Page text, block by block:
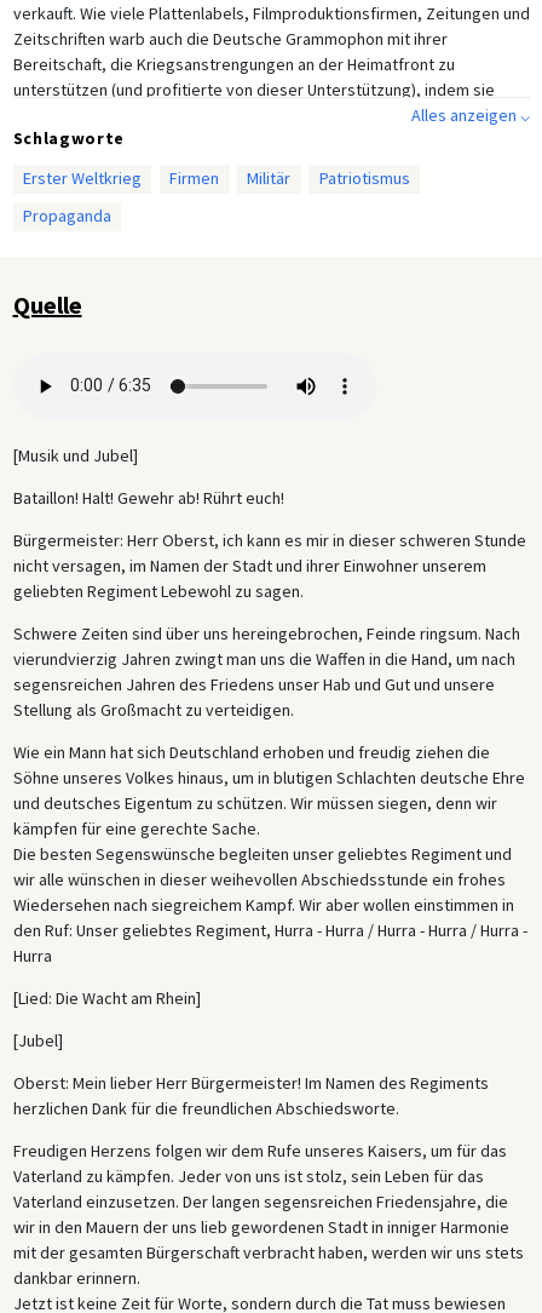
verkauft. Wie viele Plattenlabels, Filmproduktionsfirmen, Zeitungen und
Zeitschriften warb auch die Deutsche Grammophon mit ihrer
Bereitschaft, die Kriegsanstrengungen an der Heimatfront zu
unterstützen (und profitierte von dieser Unterstützung), indem sie
ungenannten deutschen Stadt. Der Bürgermeister der Stadt und der
Oberst des Bataillons halten jeweils eine kurze Rede vor den
Verteidigungskrieg gezwungen worden sei, betont der Oberst die
am Rhein“ zu hören. Die zu diesem Zeitpunkt von vielen Deutschen
wissen möchte, wohin er seine Briefe an einen Frontsoldaten schicken
soll, und dann zuversichtlich beschließt, sie einfach nach Paris zu
sicher bald besetzt haben würden.
Alles anzeigen ⌵
Schlagworte
Erster Weltkrieg
Firmen Militär
Patriotismus
Propaganda
Quelle
[Musik und Jubel]
Bataillon! Halt! Gewehr ab! Rührt euch!
Bürgermeister: Herr Oberst, ich kann es mir in dieser schweren Stunde
nicht versagen, im Namen der Stadt und ihrer Einwohner unserem
geliebten Regiment Lebewohl zu sagen.
Schwere Zeiten sind über uns hereingebrochen, Feinde ringsum. Nach
vierundvierzig Jahren zwingt man uns die Waffen in die Hand, um nach
segensreichen Jahren des Friedens unser Hab und Gut und unsere
Stellung als Großmacht zu verteidigen.
Wie ein Mann hat sich Deutschland erhoben und freudig ziehen die
Söhne unseres Volkes hinaus, um in blutigen Schlachten deutsche Ehre
und deutsches Eigentum zu schützen. Wir müssen siegen, denn wir
kämpfen für eine gerechte Sache.
Die besten Segenswünsche begleiten unser geliebtes Regiment und
wir alle wünschen in dieser weihevollen Abschiedsstunde ein frohes
Wiedersehen nach siegreichem Kampf. Wir aber wollen einstimmen in
den Ruf: Unser geliebtes Regiment, Hurra - Hurra / Hurra - Hurra / Hurra -
Hurra
[Lied: Die Wacht am Rhein]
[Jubel]
Oberst: Mein lieber Herr Bürgermeister! Im Namen des Regiments
herzlichen Dank für die freundlichen Abschiedsworte.
Freudigen Herzens folgen wir dem Rufe unseres Kaisers, um für das
Vaterland zu kämpfen. Jeder von uns ist stolz, sein Leben für das
Vaterland einzusetzen. Der langen segensreichen Friedensjahre, die
wir in den Mauern der uns lieb gewordenen Stadt in inniger Harmonie
mit der gesamten Bürgerschaft verbracht haben, werden wir uns stets
dankbar erinnern.
Jetzt ist keine Zeit für Worte, sondern durch die Tat muss bewiesen